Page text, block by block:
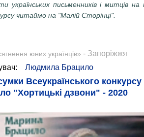
українських письменників і митців
читаймо на "Малій Сторінці".
юних українців» - Запоріжжя
Людмила Брацило
Всеукраїнського конкурсу
"Хортицькі дзвони" - 2020